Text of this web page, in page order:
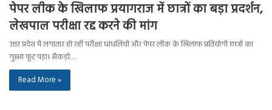
पेपर लीक के खिलाफ प्रयागराज में छात्रों का बड़ा प्रदर्शन,
लेखपाल परीक्षा रद्द करने की मांग
उत्तर प्रदेश में लगातार हो रही परीक्षा धांधलियों और पेपर लीक के खिलाफ प्रतियोगी छात्रों का
गुस्सा फूट पड़ा। सैकड़ों…
Read More »